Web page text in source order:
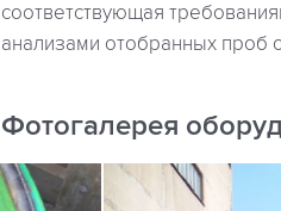
соответствующая
анализами отобранных проб
Фотогалерея